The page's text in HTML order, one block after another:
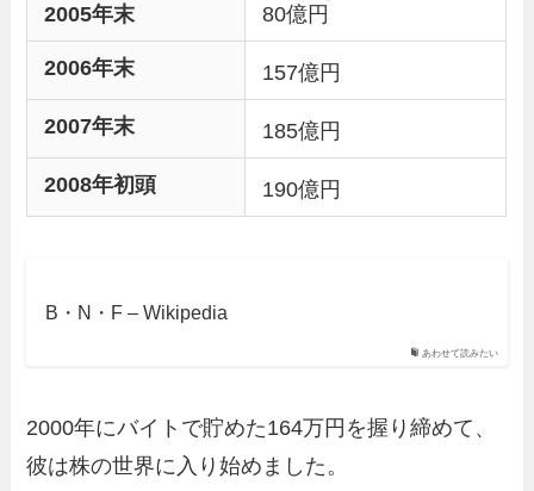
2005年末 80億円
2006年末 157億円
2007年末 185億円
2008年初頭 190億円
あわせて読みたい
B・N・F – Wikipedia
2000年にバイトで貯めた164万円を握り締めて、
彼は株の世界に入り始めました。